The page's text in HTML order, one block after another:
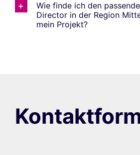
Wie finde ich den
Director in der Region
mein Projekt?